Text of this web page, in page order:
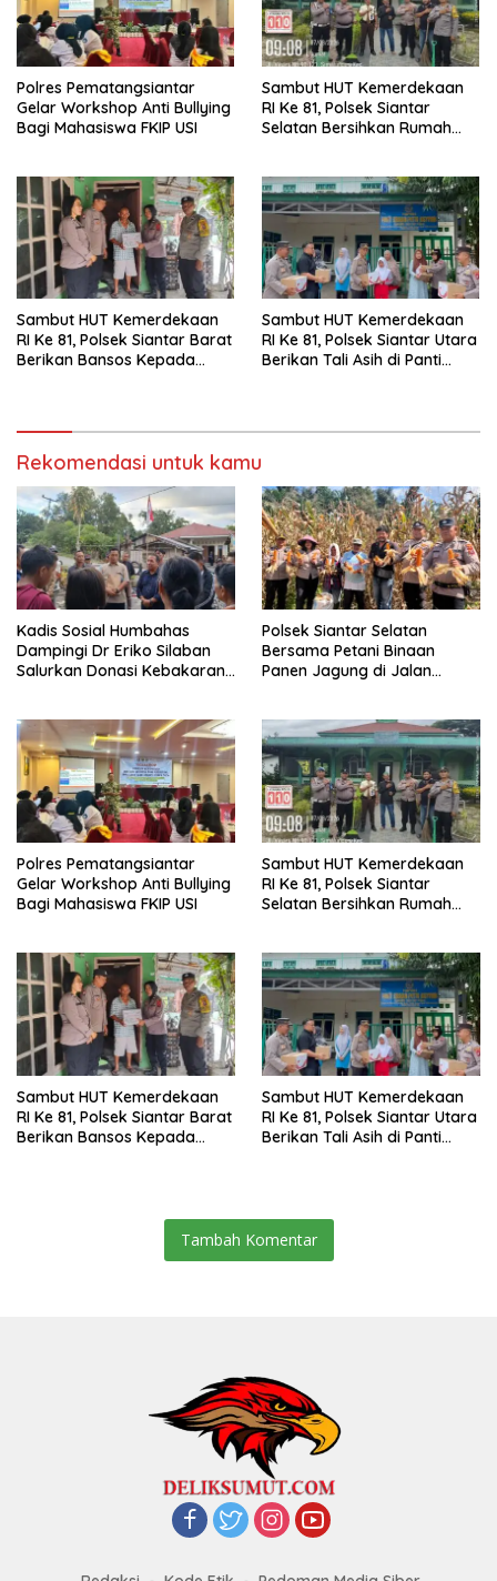
Polres Pematangsiantar
Gelar Workshop Anti Bullying
Bagi Mahasiswa FKIP USI
Sambut HUT Kemerdekaan
RI Ke 81, Polsek Siantar
Selatan Bersihkan Rumah
Sambut HUT Kemerdekaan
RI Ke 81, Polsek Siantar Barat
Berikan Bansos Kepada
Sambut HUT Kemerdekaan
RI Ke 81, Polsek Siantar Utara
Berikan Tali Asih di Panti
Rekomendasi untuk kamu
Kadis Sosial Humbahas
Dampingi Dr Eriko Silaban
Salurkan Donasi Kebakaran
Polsek Siantar Selatan
Bersama Petani Binaan
Panen Jagung di Jalan
Polres Pematangsiantar
Gelar Workshop Anti Bullying
Bagi Mahasiswa FKIP USI
Sambut HUT Kemerdekaan
RI Ke 81, Polsek Siantar
Selatan Bersihkan Rumah
Sambut HUT Kemerdekaan
RI Ke 81, Polsek Siantar Barat
Berikan Bansos Kepada
Sambut HUT Kemerdekaan
RI Ke 81, Polsek Siantar Utara
Berikan Tali Asih di Panti
Tambah Komentar